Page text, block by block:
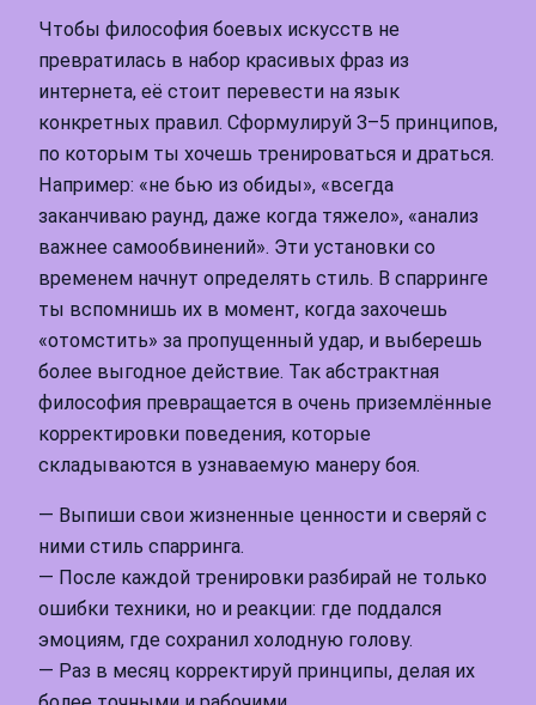
Чтобы философия боевых искусств не
превратилась в набор красивых фраз из
интернета, её стоит перевести на язык
конкретных правил. Сформулируй 3–5 принципов,
по которым ты хочешь тренироваться и драться.
Например: «не бью из обиды», «всегда
заканчиваю раунд, даже когда тяжело», «анализ
важнее самообвинений». Эти установки со
временем начнут определять стиль. В спарринге
ты вспомнишь их в момент, когда захочешь
«отомстить» за пропущенный удар, и выберешь
более выгодное действие. Так абстрактная
философия превращается в очень приземлённые
корректировки поведения, которые
складываются в узнаваемую манеру боя.
— Выпиши свои жизненные ценности и сверяй с
ними стиль спарринга.
— После каждой тренировки разбирай не только
ошибки техники, но и реакции: где поддался
эмоциям, где сохранил холодную голову.
— Раз в месяц корректируй принципы, делая их